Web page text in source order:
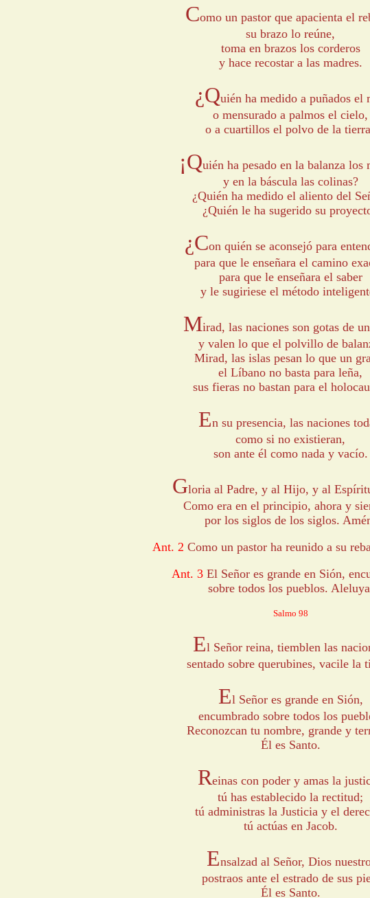
Como un pastor que apacienta el
su brazo lo reúne,
toma en brazos los corderos
y hace recostar a las madres.
¿Quién ha medido a puñados el
o mensurado a palmos el cielo,
o a cuartillos el polvo de la
¡Quién ha pesado en la balanza los
y en la báscula las colinas?
¿Quién ha medido el aliento del
¿Quién le ha sugerido su
¿Con quién se aconsejó para
para que le enseñara el camino
para que le enseñara el saber
y le sugiriese el método
Mirad, las naciones son gotas de
y valen lo que el polvillo de
Mirad, las islas pesan lo que un
el Líbano no basta para leña,
sus fieras no bastan para el
En su presencia, las naciones
como si no existieran,
son ante él como nada y vacío.
Gloria al Padre, y al Hijo, y al
Como era en el principio, ahora y
por los siglos de los siglos.
Ant. 2 Como un pastor ha reunido a su
Ant. 3El Señor es grande en Sión,
sobre todos los pueblos.
Salmo 98
El Señor reina, tiemblen las
sentado sobre querubines, vacile la
El Señor es grande en Sión,
encumbrado sobre todos los
Reconozcan tu nombre, grande y
Él es Santo.
Reinas con poder y amas la
tú has establecido la rectitud;
tú administras la Justicia y el
tú actúas en Jacob.
Ensalzad al Señor, Dios
postraos ante el estrado de sus
Él es Santo.